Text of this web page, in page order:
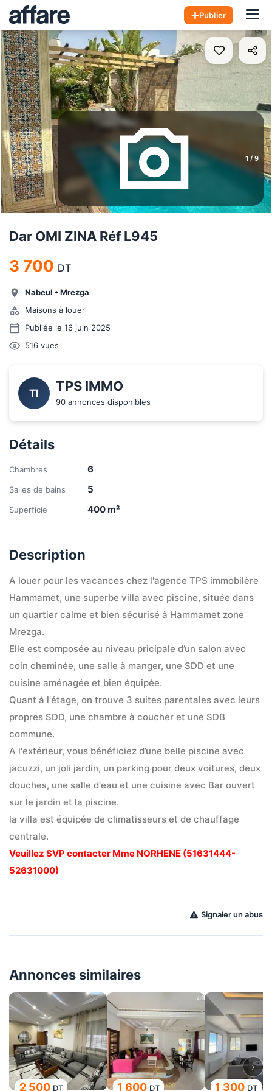
Publier
1 / 9
Dar OMI ZINA Réf L945
3 700 DT
Nabeul • Mrezga
Maisons à louer
Publiée le 16 juin 2025
516 vues
TI TPS IMMO
90 annonces disponibles
Détails
Chambres 6
Salles de bains 5
Superficie 400m²
Description
A louer pour les vacances chez l'agence TPS immobilère
Hammamet, une superbe villa avec piscine, située dans
un quartier calme et bien sécurisé à Hammamet zone
Mrezga.
Elle est composée au niveau pricipale d’un salon avec
coin cheminée, une salle à manger, une SDD et une
cuisine aménagée et bien équipée.
Quant à l'étage, on trouve 3 suites parentales avec leurs
propres SDD, une chambre à coucher et une SDB
commune.
A l'extérieur, vous bénéficiez d’une belle piscine avec
jacuzzi, un joli jardin, un parking pour deux voitures, deux
douches, une salle d'eau et une cuisine avec Bar ouvert
sur le jardin et la piscine.
la villa est équipée de climatisseurs et de chauffage
centrale.
Veuillez SVP contacter Mme NORHENE (51631444-
52631000)
Signaler un abus
Annonces similaires
2 500 DT 1 600 DT 1 300 DT
›